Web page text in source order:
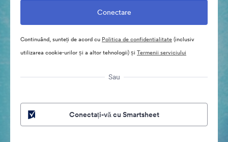
Continuând, sunteți de acord cu Politica de confidentialitate(inclusiv
utilizarea cookie-urilor și a altor tehnologii) și Termenii serviciului
Sau
Conectați-vă cu Smartsheet